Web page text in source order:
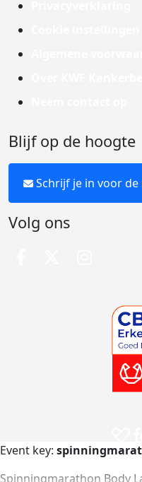
Blijf op de hoogte
Schrijf je in voor
Volg ons
Event key:
Spinningmarathon Body